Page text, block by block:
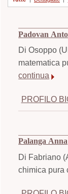
Padovan
Di Osoppo
matematica
continua
PROFILO
Palanga Anna
Di Fabriano
chimica pura